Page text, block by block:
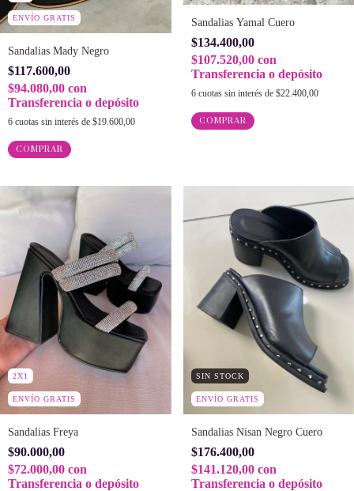
ENVÍO GRATIS
Sandalias Mady Negro
$117.600,00
$94.080,00 con
Transferencia o depósito
6 cuotas sin interés de $19.600,00
COMPRAR
Sandalias Yamal Cuero
$134.400,00
$107.520,00 con
Transferencia o depósito
6 cuotas sin interés de $22.400,00
COMPRAR
2X1
ENVÍO GRATIS
Sandalias Freya
$90.000,00
$72.000,00 con
Transferencia o depósito
SIN STOCK
ENVÍO GRATIS
Sandalias Nisan Negro Cuero
$176.400,00
$141.120,00 con
Transferencia o depósito